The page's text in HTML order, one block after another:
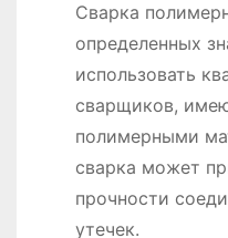
Сварка
определенных
использовать
сварщиков,
полимерными
сварка может
прочности
утечек.